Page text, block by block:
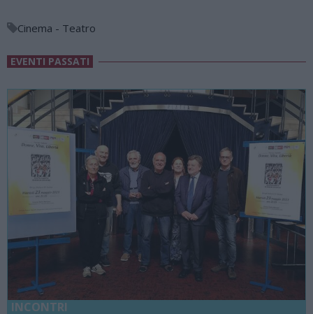
Cinema - Teatro
EVENTI PASSATI
INCONTRI